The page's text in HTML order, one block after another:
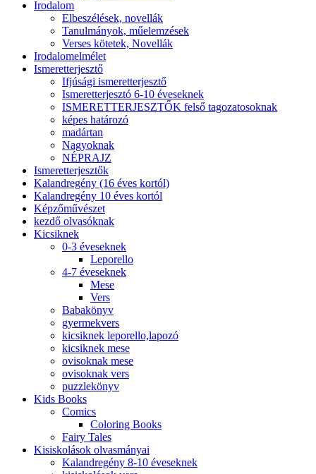
Irodalom
Elbeszélések, novellák
Tanulmányok, műelemzések
Verses kötetek, Novellák
Irodalomelmélet
Ismeretterjesztő
Ifjúsági ismeretterjesztő
Ismeretterjesztó 6-10 éveseknek
ISMERETTERJESZTŐK felső tagozatosoknak
képes határozó
madártan
Nagyoknak
NÉPRAJZ
Ismeretterjesztők
Kalandregény (16 éves kortól)
Kalandregény 10 éves kortól
Képzőművészet
kezdő olvasóknak
Kicsiknek
0-3 éveseknek
Leporello
4-7 éveseknek
Mese
Vers
Babakönyv
gyermekvers
kicsiknek leporello,lapozó
kicsiknek mese
ovisoknak mese
ovisoknak vers
puzzlekönyv
Kids Books
Comics
Coloring Books
Fairy Tales
Kisiskolások olvasmányai
Kalandregény 8-10 éveseknek